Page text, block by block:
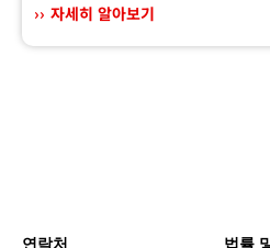
자세히 알아보기
연락처 법률